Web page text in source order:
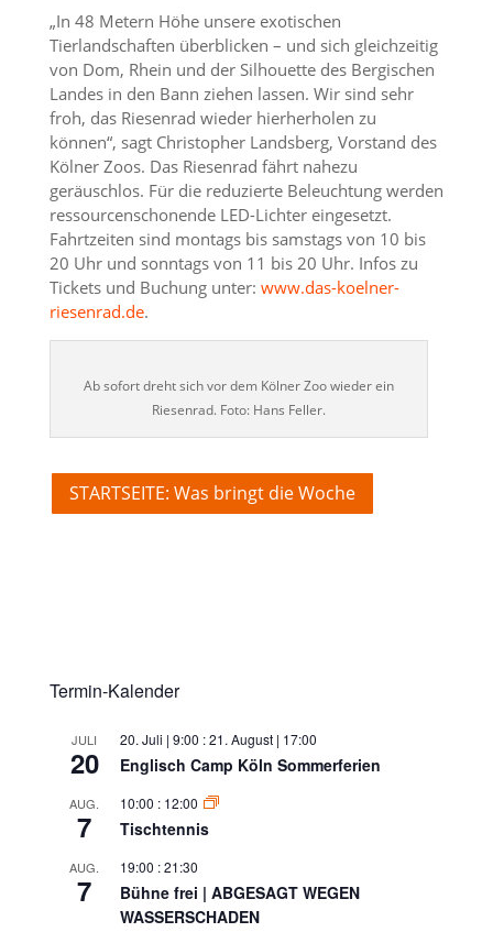
„In 48 Metern Höhe unsere exotischen
Tierlandschaften überblicken – und sich gleichzeitig
von Dom, Rhein und der Silhouette des Bergischen
Landes in den Bann ziehen lassen. Wir sind sehr
froh, das Riesenrad wieder hierherholen zu
können“, sagt Christopher Landsberg, Vorstand des
Kölner Zoos. Das Riesenrad fährt nahezu
geräuschlos. Für die reduzierte Beleuchtung werden
ressourcenschonende LED-Lichter eingesetzt.
Fahrtzeiten sind montags bis samstags von 10 bis
20 Uhr und sonntags von 11 bis 20 Uhr. Infos zu
Tickets und Buchung unter: www.das-koelner-
riesenrad.de.
Ab sofort dreht sich vor dem Kölner Zoo wieder ein
Riesenrad. Foto: Hans Feller.
STARTSEITE: Was bringt die Woche
Termin-Kalender
JULI
20
20. Juli | 9:00 :21. August | 17:00
Englisch Camp Köln Sommerferien
AUG.
7
10:00 : 12:00
Tischtennis
AUG.
7
19:00 :21:30
Bühne frei | ABGESAGT WEGEN
WASSERSCHADEN